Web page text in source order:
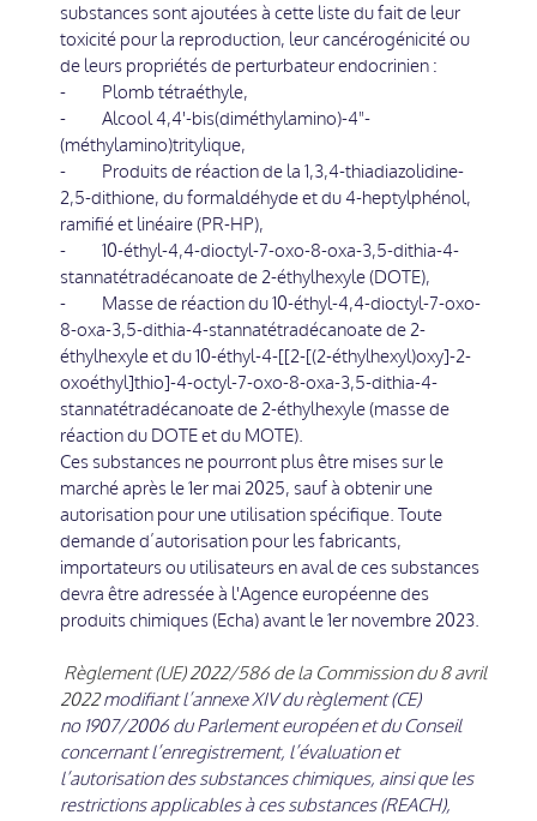
substances sont ajoutées à cette liste du fait de leur
toxicité pour la reproduction, leur cancérogénicité ou
de leurs propriétés de perturbateur endocrinien :
- Plomb tétraéthyle,
- Alcool 4,4'-bis(diméthylamino)-4"-
(méthylamino)tritylique,
- Produits de réaction de la 1,3,4-thiadiazolidine-
2,5-dithione, du formaldéhyde et du 4-heptylphénol,
ramifié et linéaire (PR-HP),
- 10-éthyl-4,4-dioctyl-7-oxo-8-oxa-3,5-dithia-4-
stannatétradécanoate de 2-éthylhexyle (DOTE),
- Masse de réaction du 10-éthyl-4,4-dioctyl-7-oxo-
8-oxa-3,5-dithia-4-stannatétradécanoate de 2-
éthylhexyle et du 10-éthyl-4-[[2-[(2-éthylhexyl)oxy]-2-
oxoéthyl]thio]-4-octyl-7-oxo-8-oxa-3,5-dithia-4-
stannatétradécanoate de 2-éthylhexyle (masse de
réaction du DOTE et du MOTE).
Ces substances ne pourront plus être mises sur le
marché après le 1er mai 2025, sauf à obtenir une
autorisation pour une utilisation spécifique. Toute
demande d’autorisation pour les fabricants,
importateurs ou utilisateurs en aval de ces substances
devra être adressée à l'Agence européenne des
produits chimiques (Echa) avant le 1er novembre 2023.
Règlement (UE) 2022/586 de la Commission du 8 avril
2022modifiant l’annexe XIV du règlement (CE)
no 1907/2006 du Parlement européen et du Conseil
concernant l’enregistrement, l’évaluation et
l’autorisation des substances chimiques, ainsi que les
restrictions applicables à ces substances (REACH),